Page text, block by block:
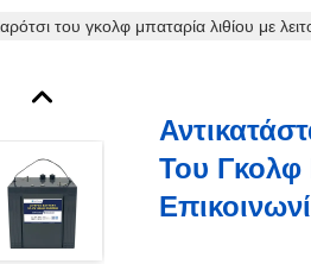
του γκολφ μπαταρία λιθίου με
Του Γκολφ